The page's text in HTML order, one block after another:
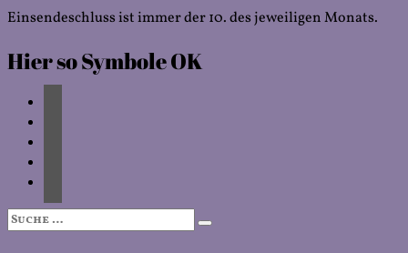
Einsendeschluss ist immer der 10. des jeweiligen Monats.
Hier so Symbole OK
Suche
nach:
Suchen